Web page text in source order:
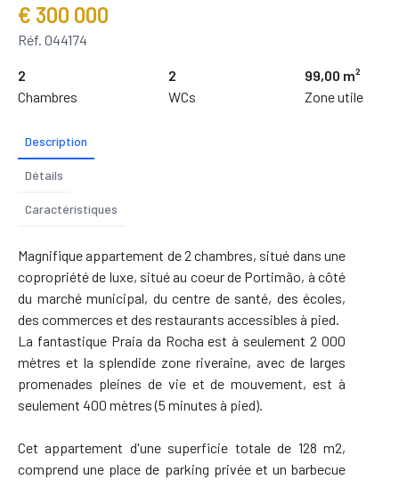
€ 300 000
Réf. 044174
2
Chambres
2
WCs
99,00 m²
Zone utile
Description
Détails
Caractéristiques
Magnifique appartement de 2 chambres, situé dans une
copropriété de luxe, situé au coeur de Portimão, à côté
du marché municipal, du centre de santé, des écoles,
des commerces et des restaurants accessibles à pied.
La fantastique Praia da Rocha est à seulement 2 000
mètres et la splendide zone riveraine, avec de larges
promenades pleines de vie et de mouvement, est à
seulement 400 mètres (5 minutes à pied).
Cet appartement d'une superficie totale de 128 m2,
comprend une place de parking privée et un barbecue